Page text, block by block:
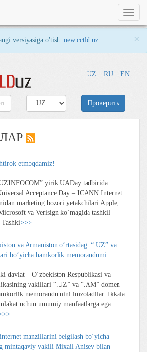
versiyasiga o'tish: new.cctld.uz ×
UZ RU EN
Toggle
Проверить
etmoqdamiz!
yirik UADay tadbirida
Acceptance Day – ICANN Internet
marketing bozori yetakchilari Apple,
va Verisign ko‘magida tashkil
>>>
va Armaniston o‘rtasidagi “.UZ” va
bo‘yicha hamkorlik memorandumi.
davlat – O‘zbekiston Respublikasi va
vakillari “.UZ” va “.AM” domen
memorandumini imzoladilar. Ikkala
uchun umumiy manfaatlarga ega
manzillarini belgilash bo‘yicha
mintaqaviy vakili Mixail Anisev bilan